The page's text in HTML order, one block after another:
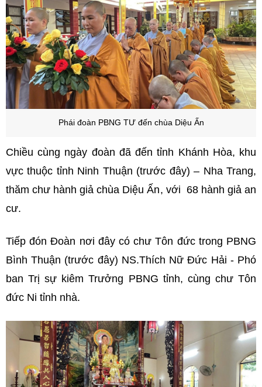
Phái đoàn PBNG TƯ đến chùa Diệu Ấn
Chiều cùng ngày đoàn đã đến tỉnh Khánh Hòa, khu
vực thuộc tỉnh Ninh Thuận (trước đây) – Nha Trang,
thăm chư hành giả chùa Diệu Ấn, với 68 hành giả an
cư.
Tiếp đón Đoàn nơi đây có chư Tôn đức trong PBNG
Bình Thuận (trước đây) NS.Thích Nữ Đức Hải - Phó
ban Trị sự kiêm Trưởng PBNG tỉnh, cùng chư Tôn
đức Ni tỉnh nhà.